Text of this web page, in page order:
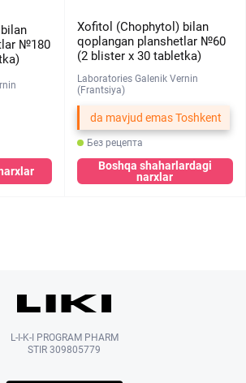
№180
Xofitol (Chophytol) bilan
qoplangan planshetlar №60
(2 blister х 30 tabletka)
Laboratories Galenik Vernin
(Frantsiya)
da mavjud emas Toshkent
Без рецепта
Boshqa shaharlardagi
narxlar
L-I-K-I PROGRAM PHARM
STIR 309805779